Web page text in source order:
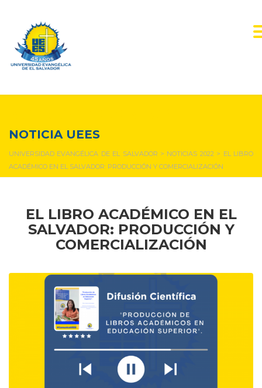
NOTICIA UEES
UNIVERSIDAD EVANGÉLICA DE EL SALVADOR > NOTICIAS 2022> EL LIBRO
ACADÉMICO EN EL SALVADOR: PRODUCCIÓN Y COMERCIALIZACIÓN
EL LIBRO ACADÉMICO EN EL
SALVADOR: PRODUCCIÓN Y
COMERCIALIZACIÓN